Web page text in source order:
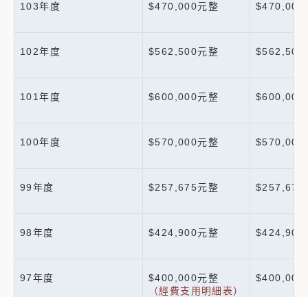
103年度 $470,000元整 $470,000
102年度 $562,500元整 $562,500
101年度 $600,000元整 $600,000
100年度 $570,000元整 $570,000
99年度 $257,675元整 $257,675
98年度 $424,900元整 $424,900
97年度
$400,000元整
（經費支用明細表）
$400,000